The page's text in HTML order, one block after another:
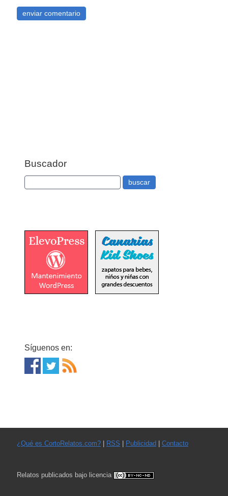
Buscador
Síguenos en:
¿Qué es CortoRelatos.com?| RSS Publicidad Contacto
Relatos publicados bajo licencia